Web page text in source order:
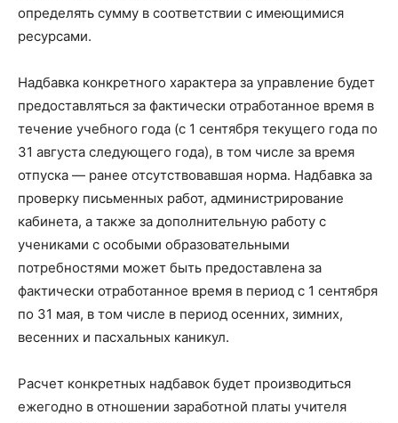
определять сумму в соответствии с имеющимися
ресурсами.
Надбавка конкретного характера за управление будет
предоставляться за фактически отработанное время в
течение учебного года (с 1 сентября текущего года по
31 августа следующего года), в том числе за время
отпуска — ранее отсутствовавшая норма. Надбавка за
проверку письменных работ, администрирование
кабинета, а также за дополнительную работу с
учениками с особыми образовательными
потребностями может быть предоставлена ​​за
фактически отработанное время в период с 1 сентября
по 31 мая, в том числе в период осенних, зимних,
весенних и пасхальных каникул.
Расчет конкретных надбавок будет производиться
ежегодно в отношении заработной платы учителя